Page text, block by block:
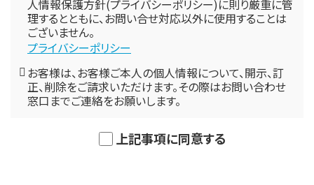
人情報保護方針(プライバシーポリシー)に則り厳重に管
理するとともに、お問い合せ対応以外に使用することは
ございません。
プライバシーポリシー
お客様は、お客様ご本人の個人情報について、開示、訂
正、削除をご請求いただけます。その際はお問い合わせ
窓口までご連絡をお願いします。
上記事項に同意する